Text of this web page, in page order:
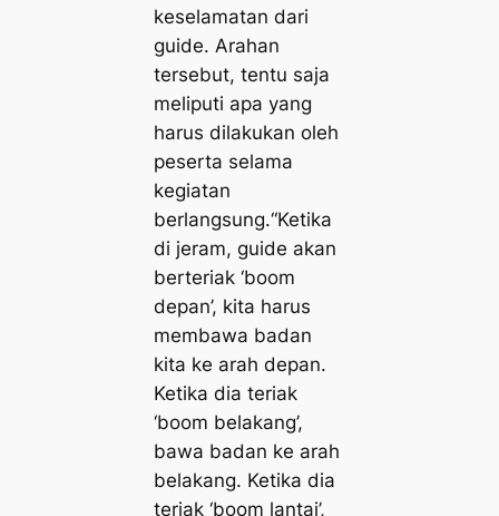
keselamatan dari
guide. Arahan
tersebut, tentu saja
meliputi apa yang
harus dilakukan oleh
peserta selama
kegiatan
berlangsung.“Ketika
di jeram, guide akan
berteriak ‘boom
depan’, kita harus
membawa badan
kita ke arah depan.
Ketika dia teriak
‘boom belakang’,
bawa badan ke arah
belakang. Ketika dia
teriak ‘boom lantai’,